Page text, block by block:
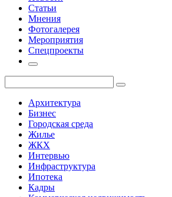
Статьи
Мнения
Фотогалерея
Мероприятия
Спецпроекты
Архитектура
Бизнес
Городская среда
Жилье
ЖКХ
Интервью
Инфраструктура
Ипотека
Кадры